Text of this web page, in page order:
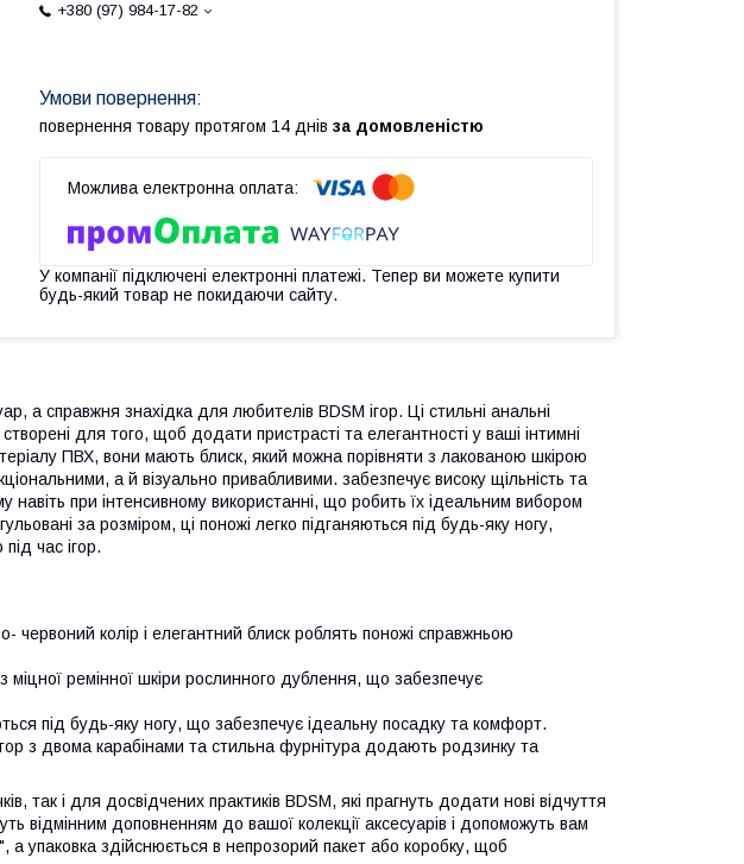
+380 (97) 984-17-82
повернення товару протягом 14 днів за домовленістю
У компанії підключені електронні платежі. Тепер ви можете купити
будь-який товар не покидаючи сайту.
а справжня знахідка для любителів BDSM ігор. Ці стильні анальні
для того, щоб додати пристрасті та елегантності у ваші інтимні
ПВХ, вони мають блиск, який можна порівняти з лакованою шкірою
а й візуально привабливими. забезпечує високу щільність та
навіть при інтенсивному використанні, що робить їх ідеальним вибором
за розміром, ці поножі легко підганяються під будь-яку ногу,
час ігор.
червоний колір і елегантний блиск роблять поножі справжньою
міцної ремінної шкіри рослинного дублення, що забезпечує
під будь-яку ногу, що забезпечує ідеальну посадку та комфорт.
з двома карабінами та стильна фурнітура додають родзинку та
так і для досвідчених практиків BDSM, які прагнуть додати нові відчуття
відмінним доповненням до вашої колекції аксесуарів і допоможуть вам
а упаковка здійснюється в непрозорий пакет або коробку, щоб